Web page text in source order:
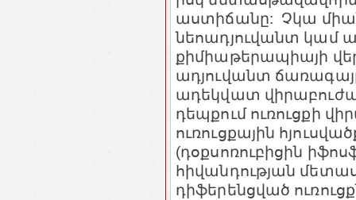
աստիճանը: Չկա
նեոադյուվանտ կամ
քիմիաթերապիայի
ադյուվանտ
ադեկվատ
դեպքում ուռուցքի
ուռուցքային
(դօքսոռուբիցին
հիվանդության
դիֆերենցված